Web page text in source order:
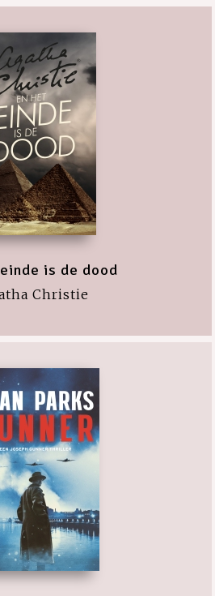
is de dood
Christie